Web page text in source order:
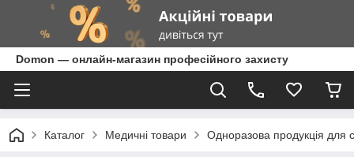
Domon — онлайн-магазин професійного захисту
Каталог Медичні товари Одноразова продукція для